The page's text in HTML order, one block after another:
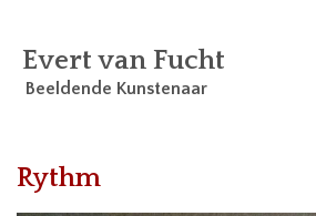
Evert van Fucht
Beeldende Kunstenaar
Rythm